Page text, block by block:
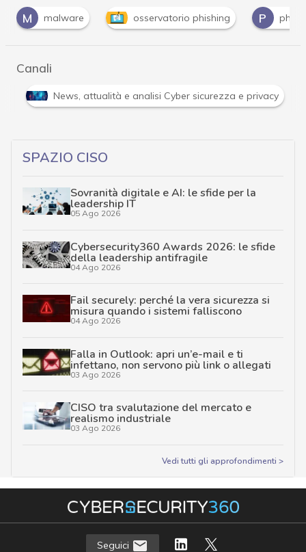
malware osservatorio phishing P phishing
Canali
Attacchi hacker e Malware: le ultime news in tempo
SPAZIO CISO
Sovranità digitale e AI: le sfide per la
leadership IT
05 Ago 2026
Cybersecurity360 Awards 2026: le sfide
della leadership antifragile
04 Ago 2026
Fail securely: perché la vera sicurezza si
misura quando i sistemi falliscono
04 Ago 2026
Falla in Outlook: apri un’e-mail e ti
infettano, non servono più link o allegati
03 Ago 2026
CISO tra svalutazione del mercato e
realismo industriale
03 Ago 2026
Vedi tutti gli approfondimenti >
Seguici